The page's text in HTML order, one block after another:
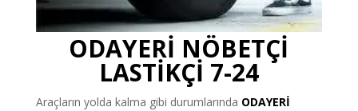
ODAYERİ NÖBETÇİ
LASTİKÇİ 7-24
Araçların yolda kalma gibi durumlarında ODAYERİ